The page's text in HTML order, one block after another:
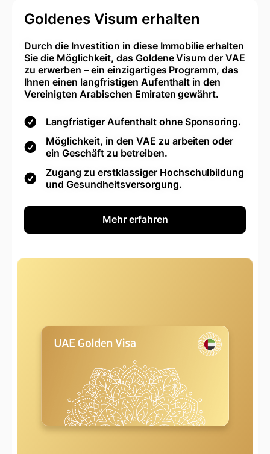
Goldenes Visum erhalten
Durch die Investition in diese Immobilie erhalten
Sie die Möglichkeit, das Goldene Visum der VAE
zu erwerben – ein einzigartiges Programm, das
Ihnen einen langfristigen Aufenthalt in den
Vereinigten Arabischen Emiraten gewährt.
Langfristiger Aufenthalt ohne Sponsoring.
Möglichkeit, in den VAE zu arbeiten oder
ein Geschäft zu betreiben.
Zugang zu erstklassiger Hochschulbildung
und Gesundheitsversorgung.
Mehr erfahren